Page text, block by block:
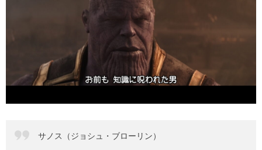
サノス（ジョシュ・ブローリン）